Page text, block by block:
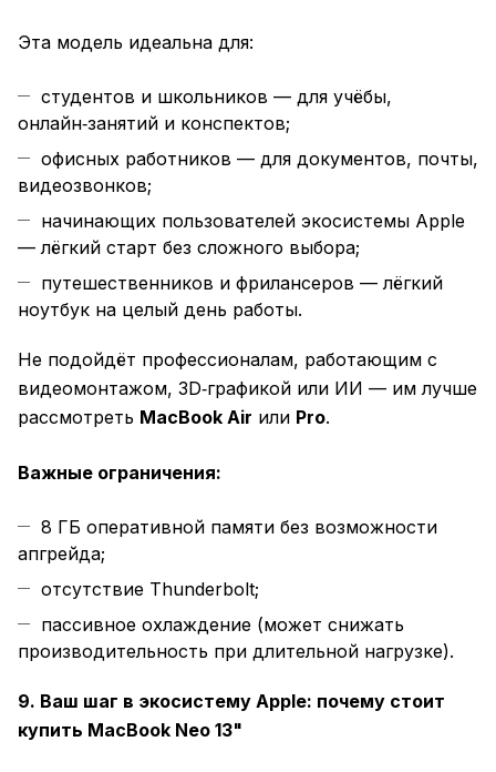
Эта модель идеальна для:
студентов и школьников — для учёбы,
онлайн‑занятий и конспектов;
офисных работников — для документов, почты,
видеозвонков;
начинающих пользователей экосистемы Apple
— лёгкий старт без сложного выбора;
путешественников и фрилансеров — лёгкий
ноутбук на целый день работы.
Не подойдёт профессионалам, работающим с
видеомонтажом, 3D‑графикой или ИИ — им лучше
рассмотреть MacBook Air или Pro.
Важные ограничения:
8 ГБ оперативной памяти без возможности
апгрейда;
отсутствие Thunderbolt;
пассивное охлаждение (может снижать
производительность при длительной нагрузке).
9. Ваш шаг в экосистему Apple: почему стоит
купить MacBook Neo 13"